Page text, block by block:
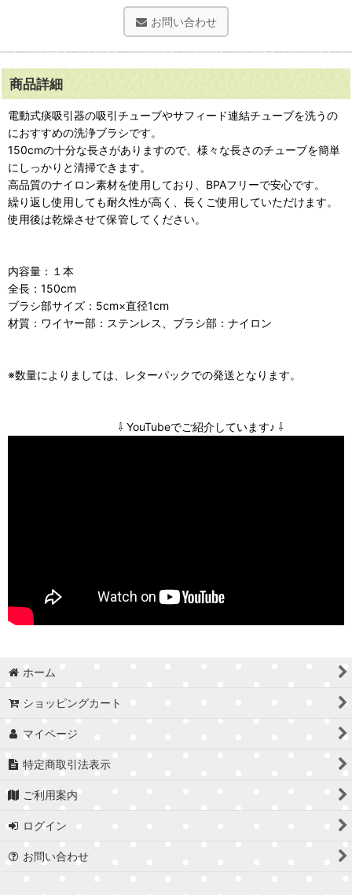
お問い合わせ
商品詳細
電動式痰吸引器の吸引チューブやサフィード連結チューブを洗うの
におすすめの洗浄ブラシです。
150cmの十分な長さがありますので、様々な長さのチューブを簡単
にしっかりと清掃できます。
高品質のナイロン素材を使用しており、BPAフリーで安心です。
繰り返し使用しても耐久性が高く、長くご使用していただけます。
使用後は乾燥させて保管してください。
内容量：１本
全長：150cm
ブラシ部サイズ：5cm×直径1cm
材質：ワイヤー部：ステンレス、ブラシ部：ナイロン
※数量によりましては、レターパックでの発送となります。
⇩ YouTubeでご紹介しています♪ ⇩
ホーム
ショッピングカート
マイページ
特定商取引法表示
ご利用案内
ログイン
お問い合わせ